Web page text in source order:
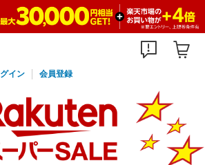
イン 会員登録